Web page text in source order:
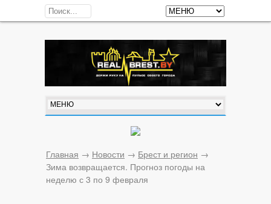
Главная → Новости → Брест и регион →
Зима возвращается. Прогноз погоды на
неделю с 3 по 9 февраля